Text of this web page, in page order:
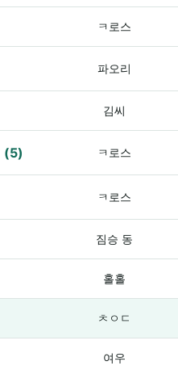
ㅋ로스
파오리
김씨
(5) ㅋ로스
ㅋ로스
짐승 동
홀홀
ㅊㅇㄷ
여우